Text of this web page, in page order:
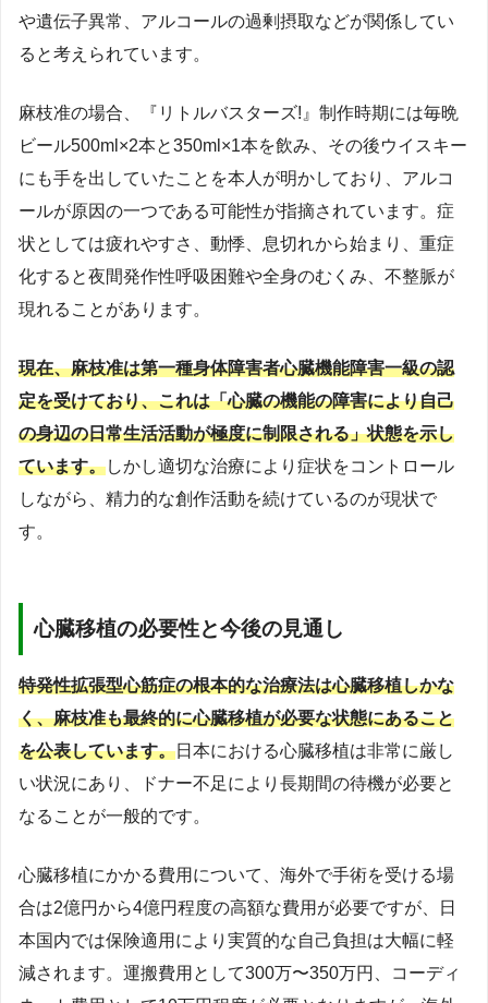
や遺伝子異常、アルコールの過剰摂取などが関係してい
ると考えられています。
麻枝准の場合、『リトルバスターズ!』制作時期には毎晩
ビール500ml×2本と350ml×1本を飲み、その後ウイスキー
にも手を出していたことを本人が明かしており、アルコ
ールが原因の一つである可能性が指摘されています。症
状としては疲れやすさ、動悸、息切れから始まり、重症
化すると夜間発作性呼吸困難や全身のむくみ、不整脈が
現れることがあります。
現在、麻枝准は第一種身体障害者心臓機能障害一級の認
定を受けており、これは「心臓の機能の障害により自己
の身辺の日常生活活動が極度に制限される」状態を示し
ています。しかし適切な治療により症状をコントロール
しながら、精力的な創作活動を続けているのが現状で
す。
心臓移植の必要性と今後の見通し
特発性拡張型心筋症の根本的な治療法は心臓移植しかな
く、麻枝准も最終的に心臓移植が必要な状態にあること
を公表しています。日本における心臓移植は非常に厳し
い状況にあり、ドナー不足により長期間の待機が必要と
なることが一般的です。
心臓移植にかかる費用について、海外で手術を受ける場
合は2億円から4億円程度の高額な費用が必要ですが、日
本国内では保険適用により実質的な自己負担は大幅に軽
減されます。運搬費用として300万〜350万円、コーディ